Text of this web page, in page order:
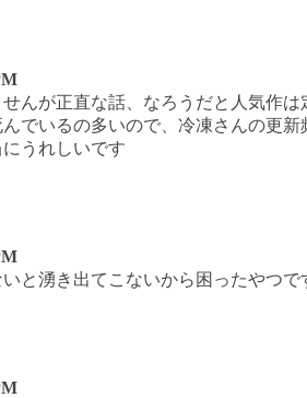
んが正直な話、なろうだと人気作は
でいるの多いので、冷凍さんの更新
うれしいです
と湧き出てこないから困ったやつで